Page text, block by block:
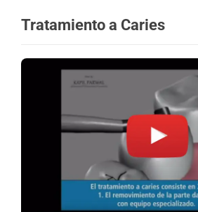
Tratamiento a Caries